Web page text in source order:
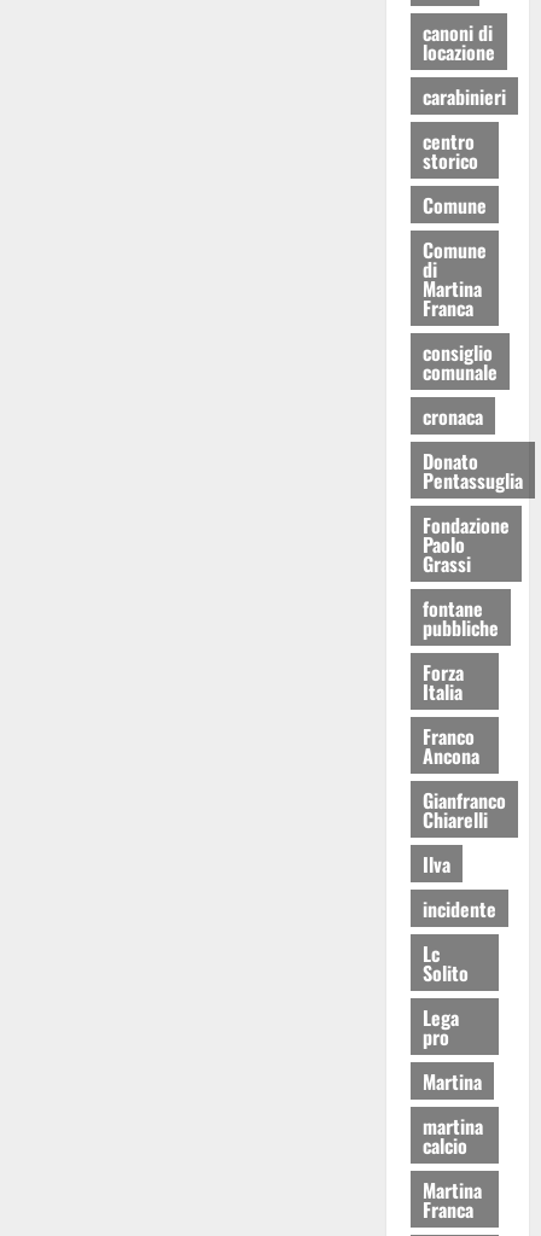
canoni di
locazione
carabinieri
centro
storico
Comune
Comune
di
Martina
Franca
consiglio
comunale
cronaca
Donato
Pentassuglia
Fondazione
Paolo
Grassi
fontane
pubbliche
Forza
Italia
Franco
Ancona
Gianfranco
Chiarelli
Ilva
incidente
Lc
Solito
Lega
pro
Martina
martina
calcio
Martina
Franca